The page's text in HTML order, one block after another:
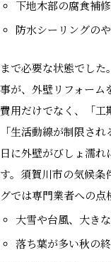
下地木部の腐食補修
防水シーリングの
まで必要な状態でした
事が、外壁リフォーム
費用だけでなく、「工
「生活動線が制限さ
日に外壁がびしょ濡れ
す。須賀川市の気候条
グでは専門業者への点
大雪や台風、大き
落ち葉が多い秋の